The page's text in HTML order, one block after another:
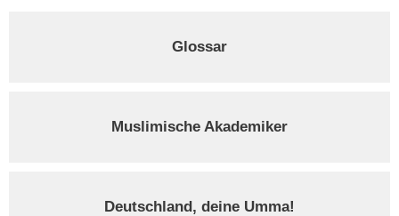
Glossar
Muslimische Akademiker
Deutschland, deine Umma!